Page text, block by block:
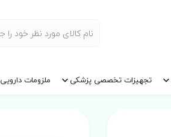
تجهیزات تخصصی پزشکی ملزومات دارویی